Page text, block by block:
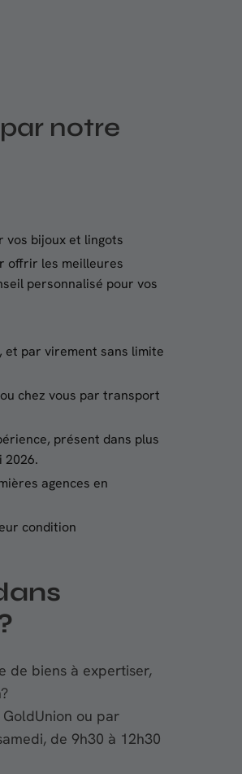
notre
vos bijoux et lingots
offrir les meilleures
personnalisé pour vos
et par virement sans limite
chez vous par transport
présent dans plus
2026.
agences en
condition
de biens à expertiser,
ou par
de 9h30 à 12h30